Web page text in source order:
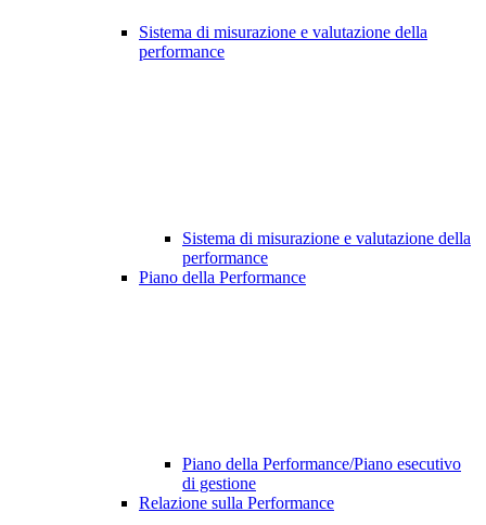
Sistema di misurazione e valutazione della
performance
Sistema di misurazione e valutazione della
performance
Piano della Performance
Piano della Performance/Piano esecutivo
di gestione
Relazione sulla Performance